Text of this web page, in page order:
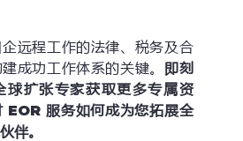
远程工作的法律、税务及合
成功工作体系的关键。 即刻
球扩张专家获取更多专属资
EOR 服务如何成为您拓展全
伴。